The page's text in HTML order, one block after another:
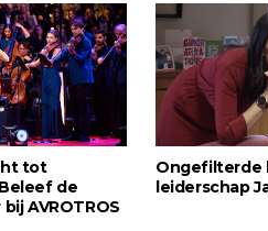
tot
de
AVROTROS
Ongefilterde
leiderschap